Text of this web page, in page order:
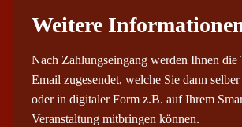
Weitere
Nach Zahlungseingang werden Ihnen die
Email zugesendet, welche Sie dann
oder in digitaler Form z.B. auf Ihrem
Veranstaltung mitbringen können.